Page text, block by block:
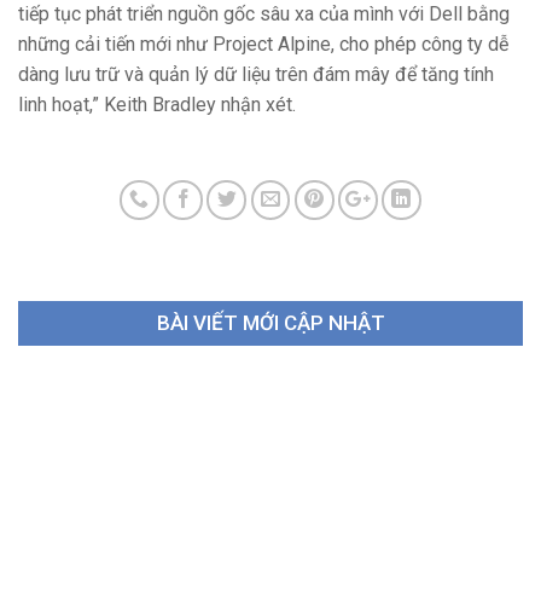
tiếp tục phát triển nguồn gốc sâu xa của mình với Dell bằng
những cải tiến mới như Project Alpine, cho phép công ty dễ
dàng lưu trữ và quản lý dữ liệu trên đám mây để tăng tính
linh hoạt,” Keith Bradley nhận xét.
BÀI VIẾT MỚI CẬP NHẬT